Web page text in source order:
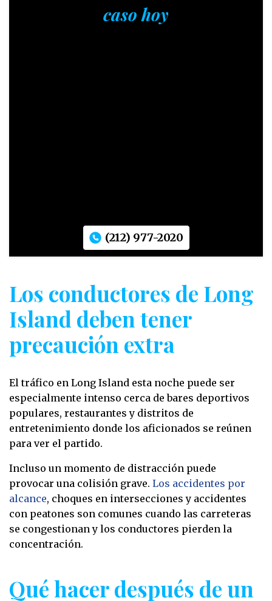
caso hoy
(212) 977-2020
Los conductores de Long
Island deben tener
precaución extra
El tráfico en Long Island esta noche puede ser
especialmente intenso cerca de bares deportivos
populares, restaurantes y distritos de
entretenimiento donde los aficionados se reúnen
para ver el partido.
Incluso un momento de distracción puede
provocar una colisión grave. Los accidentes por
alcance, choques en intersecciones y accidentes
con peatones son comunes cuando las carreteras
se congestionan y los conductores pierden la
concentración.
Qué hacer después de un